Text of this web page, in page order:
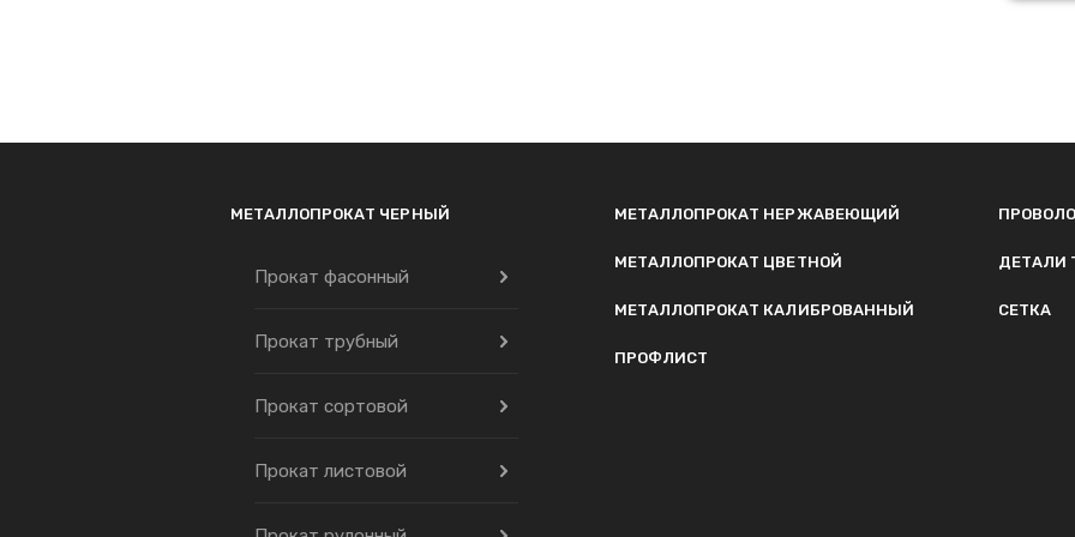
МЕТАЛЛОПРОКАТ ЧЕРНЫЙ
Прокат фасонный
Прокат трубный
Прокат сортовой
Прокат листовой
МЕТАЛЛОПРОКАТ НЕРЖАВЕЮЩИЙ
МЕТАЛЛОПРОКАТ ЦВЕТНОЙ
МЕТАЛЛОПРОКАТ КАЛИБРОВАННЫЙ
ПРОФЛИСТ
ДЕТАЛИ
СЕТКА